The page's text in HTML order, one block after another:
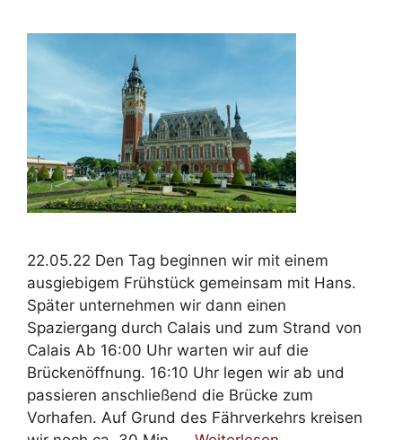
22.05.22 Den Tag beginnen wir mit einem
ausgiebigem Frühstück gemeinsam mit Hans.
Später unternehmen wir dann einen
Spaziergang durch Calais und zum Strand von
Calais Ab 16:00 Uhr warten wir auf die
Brückenöffnung. 16:10 Uhr legen wir ab und
passieren anschließend die Brücke zum
Vorhafen. Auf Grund des Fährverkehrs kreisen